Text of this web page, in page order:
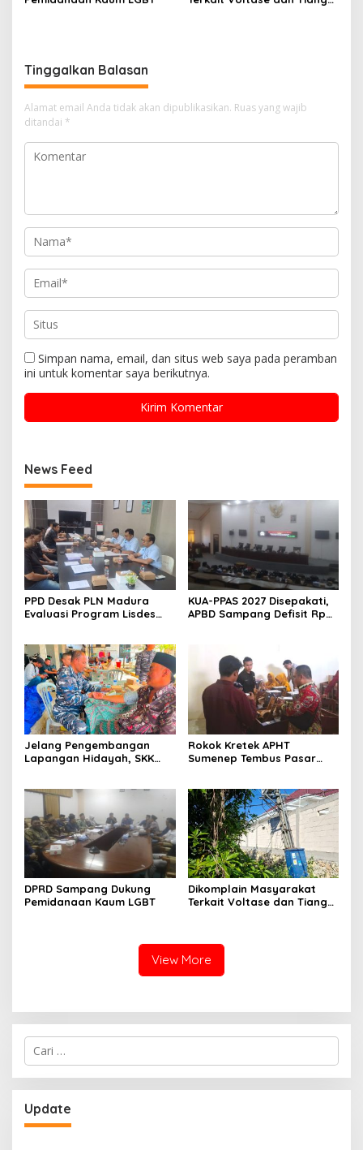
Tinggalkan Balasan
Alamat email Anda tidak akan dipublikasikan. Ruas yang wajib
ditandai *
Simpan nama, email, dan situs web saya pada peramban
ini untuk komentar saya berikutnya.
News Feed
PPD Desak PLN Madura
Evaluasi Program Lisdes
KUA-PPAS 2027 Disepakati,
APBD Sampang Defisit Rp
Jelang Pengembangan
Lapangan Hidayah, SKK
Nelayan Sampang
Rokok Kretek APHT
Sumenep Tembus Pasar
DPRD Sampang Dukung
Pemidanaan Kaum LGBT
Dikomplain Masyarakat
Terkait Voltase dan Tiang
View More
Cari
untuk:
Update